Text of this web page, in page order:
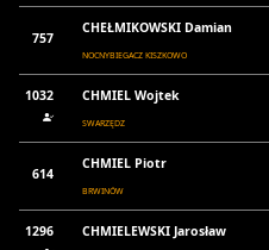
757
CHEŁMIKOWSKI Damian
NOCNYBIEGACZ KISZKOWO
1032 CHMIEL Wojtek
SWARZĘDZ
614
CHMIEL Piotr
BRWINÓW
1296 CHMIELEWSKI Jarosław